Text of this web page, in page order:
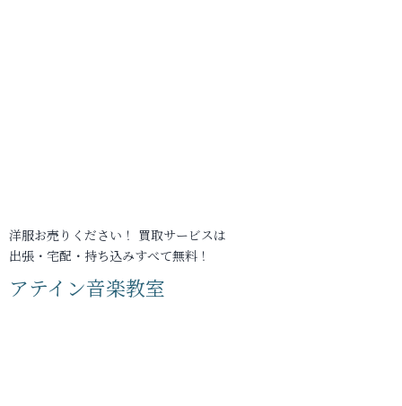
洋服お売りください！ 買取サービスは
出張・宅配・持ち込みすべて無料！
アテイン音楽教室